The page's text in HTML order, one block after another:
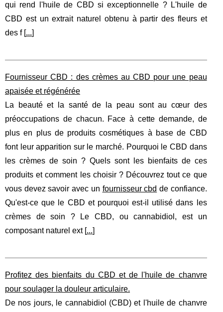
qui rend l'huile de CBD si exceptionnelle ? L'huile de
CBD est un extrait naturel obtenu à partir des fleurs et
des f [...]
Fournisseur CBD : des crèmes au CBD pour une peau
apaisée et régénérée
La beauté et la santé de la peau sont au cœur des
préoccupations de chacun. Face à cette demande, de
plus en plus de produits cosmétiques à base de CBD
font leur apparition sur le marché. Pourquoi le CBD dans
les crèmes de soin ? Quels sont les bienfaits de ces
produits et comment les choisir ? Découvrez tout ce que
vous devez savoir avec un fournisseur cbd de confiance.
Qu'est-ce que le CBD et pourquoi est-il utilisé dans les
crèmes de soin ? Le CBD, ou cannabidiol, est un
composant naturel ext [...]
Profitez des bienfaits du CBD et de l'huile de chanvre
pour soulager la douleur articulaire.
De nos jours, le cannabidiol (CBD) et l'huile de chanvre